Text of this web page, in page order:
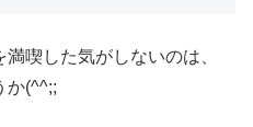
喫した気がしないのは、
か(^^;;